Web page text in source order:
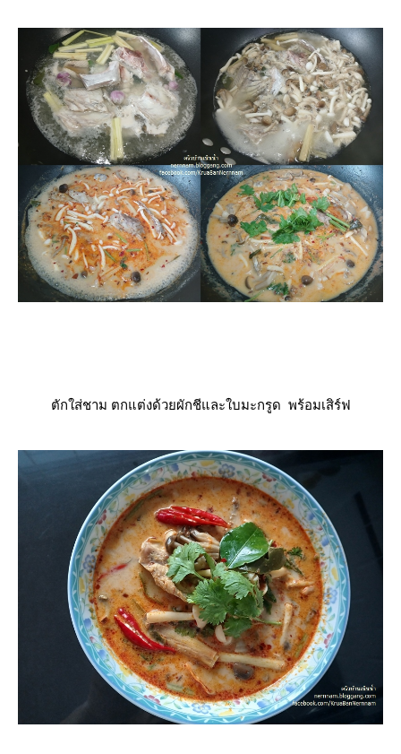
ตักใส่ชาม ตกแต่งด้วยผักชีและใบมะกรูด พร้อมเสิร์ฟ